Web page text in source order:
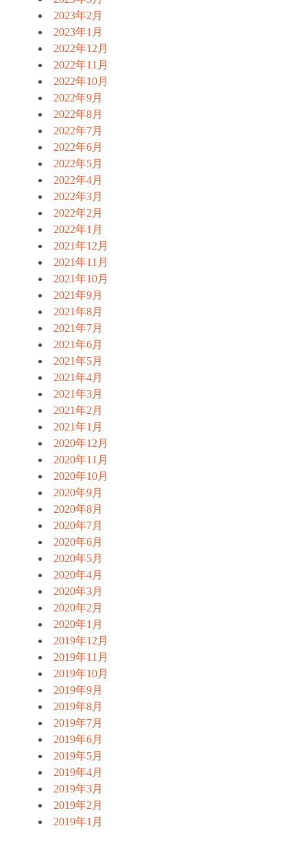
2023年2月
2023年1月
2022年12月
2022年11月
2022年10月
2022年9月
2022年8月
2022年7月
2022年6月
2022年5月
2022年4月
2022年3月
2022年2月
2022年1月
2021年12月
2021年11月
2021年10月
2021年9月
2021年8月
2021年7月
2021年6月
2021年5月
2021年4月
2021年3月
2021年2月
2021年1月
2020年12月
2020年11月
2020年10月
2020年9月
2020年8月
2020年7月
2020年6月
2020年5月
2020年4月
2020年3月
2020年2月
2020年1月
2019年12月
2019年11月
2019年10月
2019年9月
2019年8月
2019年7月
2019年6月
2019年5月
2019年4月
2019年3月
2019年2月
2019年1月